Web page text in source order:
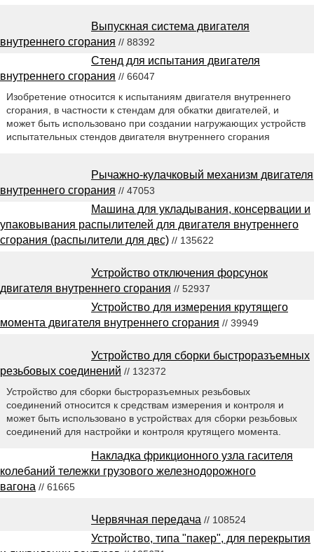
Выпускная система двигателя
внутреннего сгорания // 88392
Стенд для испытания двигателя
внутреннего сгорания // 66047
Изобретение относится к испытаниям двигателя внутреннего
сгорания, в частности к стендам для обкатки двигателей, и
может быть использовано при создании нагружающих устройств
испытательных стендов двигателя внутреннего сгорания
Рычажно-кулачковый механизм двигателя
внутреннего сгорания // 47053
Машина для укладывания, консервации и
упаковывания распылителей для двигателя внутреннего
сгорания (распылители для двс) // 135622
Устройство отключения форсунок
двигателя внутреннего сгорания // 52937
Устройство для измерения крутящего
момента двигателя внутреннего сгорания // 39949
Устройство для сборки быстроразъемных
резьбовых соединений // 132372
Устройство для сборки быстроразъемных резьбовых
соединений относится к средствам измерения и контроля и
может быть использовано в устройствах для сборки резьбовых
соединений для настройки и контроля крутящего момента.
Накладка фрикционного узла гасителя
колебаний тележки грузового железнодорожного
вагона // 61665
Червячная передача // 108524
Устройство, типа "пакер", для перекрытия